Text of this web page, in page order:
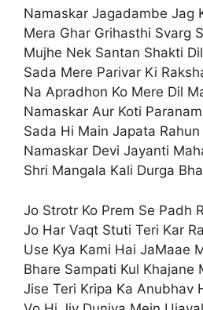
Namaskar Jagadambe Jag
Mera Ghar Grihasthi Svarg
Mujhe Nek Santan Shakti
Sada Mere Parivar Ki
Na Apradhon Ko Mere Dil
Namaskar Aur Koti
Sada Hi Main Japata
Namaskar Devi Jayanti
Shri Mangala Kali Durga
Jo Strotr Ko Prem Se Padh
Jo Har Vaqt Stuti Teri Kar
Use Kya Kami Hai JaMaae
Bhare Sampati Kul Khajane
Jise Teri Kripa Ka Anubhav